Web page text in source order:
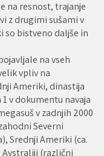
na resnost, trajanje
z drugimi sušami v
so bistveno daljše in
na vseh
vpliv na
Ameriki, dinastija
v dokumentu navaja
v zadnjih 2000
Severni
Srednji Ameriki (ca.
Avstraliji (različni